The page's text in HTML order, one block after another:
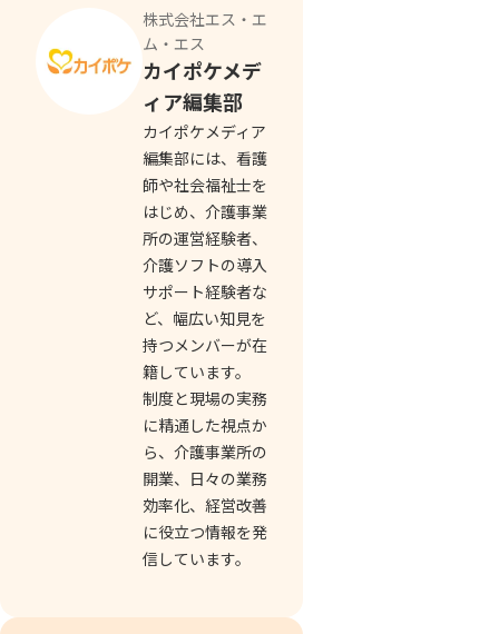
株式会社エス・エ
ム・エス
カイポケメデ
ィア編集部
カイポケメディア
編集部には、看護
師や社会福祉士を
はじめ、介護事業
所の運営経験者、
介護ソフトの導入
サポート経験者な
ど、幅広い知見を
持つメンバーが在
籍しています。
制度と現場の実務
に精通した視点か
ら、介護事業所の
開業、日々の業務
効率化、経営改善
に役立つ情報を発
信しています。